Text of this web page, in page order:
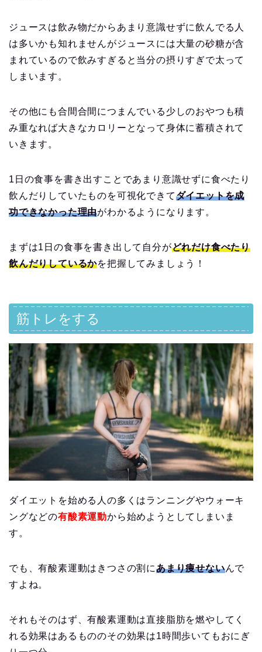
ジュースは飲み物だからあまり意識せずに飲んでる人
は多いかも知れませんがジュースには大量の砂糖が含
まれているので飲みすぎると当分の摂りすぎで太って
しまいます。
その他にも合間合間につまんでいる少しのおやつも積
み重なれば大きなカロリーとなって身体に蓄積されて
いきます。
1日の食事を書き出すことであまり意識せずに食べたり
飲んだりしていたものを可視化できてダイエットを成
功できなかった理由がわかるようになります。
まずは1日の食事を書き出して自分がどれだけ食べたり
飲んだりしているかを把握してみましょう！
筋トレをする
ダイエットを始める人の多くはランニングやウォーキ
ングなどの有酸素運動から始めようとしてしまいま
す。
でも、有酸素運動はきつさの割にあまり痩せないんで
すよね。
それもそのはず、有酸素運動は直接脂肪を燃やしてく
れる効果はあるもののその効果は1時間歩いてもおにぎ